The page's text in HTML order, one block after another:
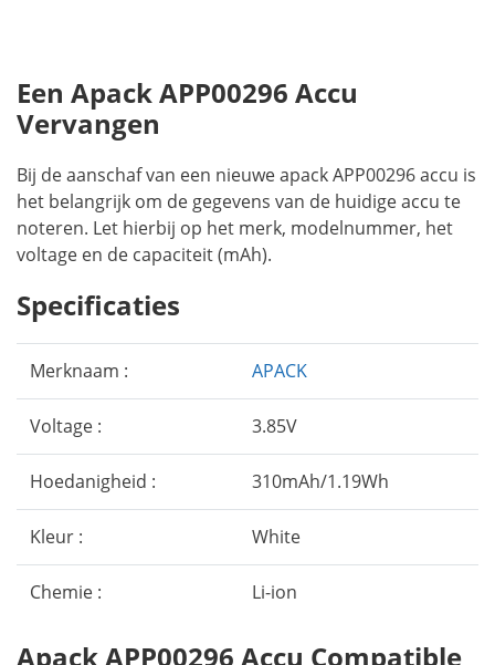
Een Apack APP00296 Accu
Vervangen
Bij de aanschaf van een nieuwe apack APP00296 accu is
het belangrijk om de gegevens van de huidige accu te
noteren. Let hierbij op het merk, modelnummer, het
voltage en de capaciteit (mAh).
Specificaties
Merknaam : APACK
Voltage : 3.85V
Hoedanigheid : 310mAh/1.19Wh
Kleur : White
Chemie : Li-ion
Apack APP00296 Accu Compatible